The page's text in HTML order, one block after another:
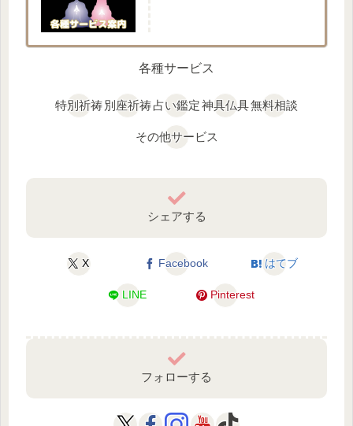
各種サービス
特別祈祷別座祈祷占い鑑定神具仏具無料相談
その他サービス
シェアする
X Facebook はてブ
LINE Pinterest
フォローする